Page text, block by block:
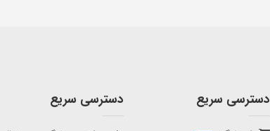
دسترسی سریع دسترسی سریع